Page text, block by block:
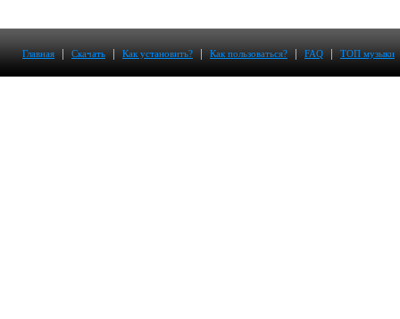
Главная | Скачать | Как установить? | Как пользоваться? | FAQ | ТОП музыки